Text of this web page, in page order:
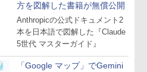
方を図解した書籍が無償公開
Anthropicの公式ドキュメント2
本を日本語で図解した『Claude
5世代 マスターガイド』
「Google マップ」でGemini